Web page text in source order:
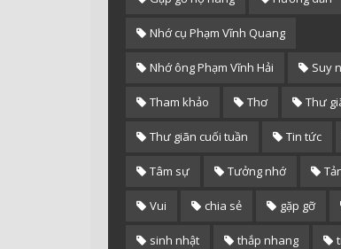
Nhớ cụ Phạm Vĩnh Quang
Nhớ ông Phạm Vĩnh Hải Suy
Tham khảo Thơ Thư
Thư giãn cuối tuần Tin tức
Tâm sự Tưởng nhớ
Vui chia sẻ gặp gỡ
sinh nhật thắp nhang